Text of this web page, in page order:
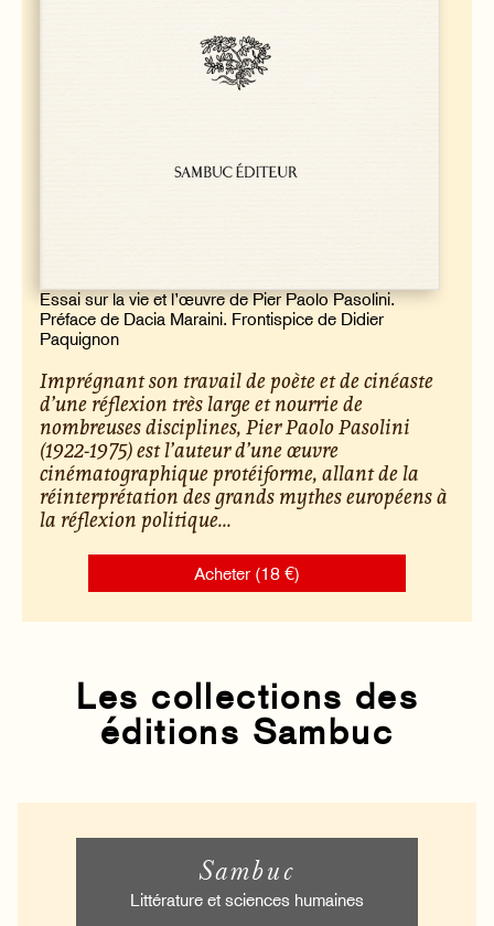
Essai sur la vie et l’œuvre de Pier Paolo Pasolini.
Préface de Dacia Maraini. Frontispice de Didier
Paquignon
Imprégnant son travail de poète et de cinéaste
d’une réflexion très large et nourrie de
nombreuses disciplines, Pier Paolo Pasolini
(1922-1975) est l’auteur d’une œuvre
cinématographique protéiforme, allant de la
réinterprétation des grands mythes européens à
la réflexion politique...
Acheter (18 €)
Les collections des
éditions Sambuc
Sambuc
Littérature et sciences humaines